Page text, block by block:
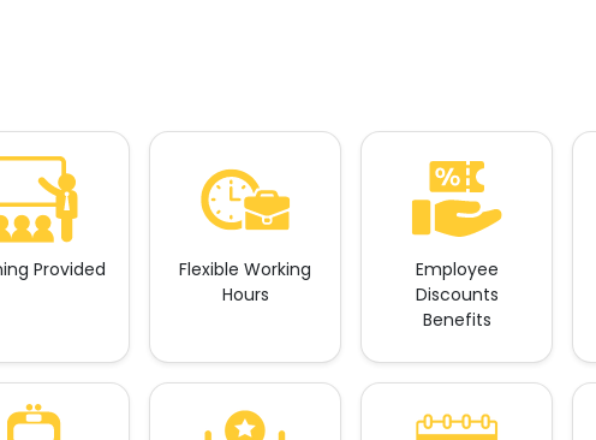
Provided
Flexible Working
Hours
Employee
Discounts
Benefits